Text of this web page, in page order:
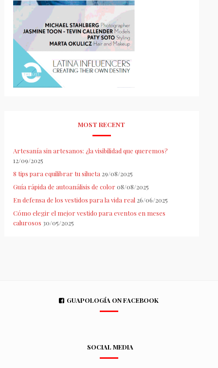
MOST RECENT
Artesanía sin artesanos: ¿la visibilidad que queremos?
12/09/2025
8 tips para equilibrar tu silueta 29/08/2025
Guía rápida de autoanálisis de color 08/08/2025
En defensa de los vestidos para la vida real 26/06/2025
Cómo elegir el mejor vestido para eventos en meses
calurosos 30/05/2025
GUAPOLOGÍA ON FACEBOOK
SOCIAL MEDIA